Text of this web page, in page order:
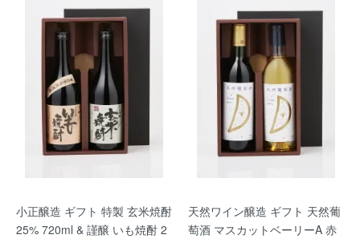
小正醸造 ギフト 特製 玄米焼酎
25% 720ml & 謹醸 いも焼酎 2
天然ワイン醸造 ギフト 天然葡
萄酒 マスカットベーリーA 赤